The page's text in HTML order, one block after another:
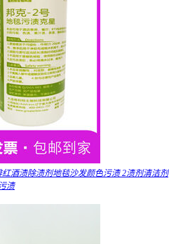
酒渍除渍剂地毯沙发颜色污渍 2渍剂清洁剂
渍